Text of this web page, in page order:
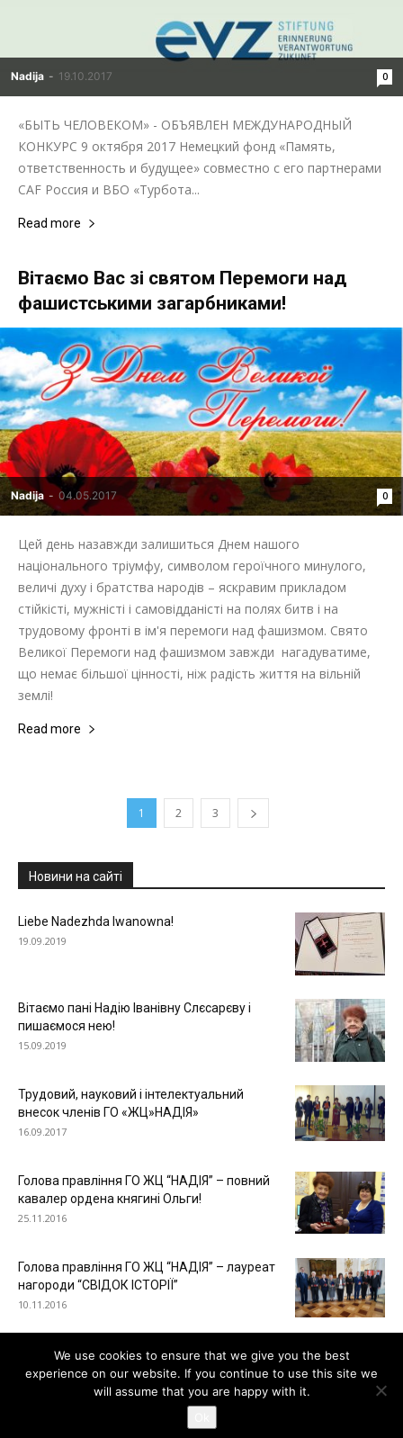
Nadija - 19.10.2017 0
«БЫТЬ ЧЕЛОВЕКОМ» - ОБЪЯВЛЕН МЕЖДУНАРОДНЫЙ
КОНКУРС 9 октября 2017 Немецкий фонд «Память,
ответственность и будущее» совместно с его партнерами
CAF Россия и ВБО «Турбота...
Read more
Вітаємо Вас зі святом Перемоги над
фашистськими загарбниками!
Nadija - 04.05.2017 0
Цей день назавжди залишиться Днем нашого
національного тріумфу, символом героїчного минулого,
величі духу і братства народів – яскравим прикладом
стійкісті, мужністі і самовідданісті на полях битв і на
трудовому фронті в ім'я перемоги над фашизмом. Свято
Великої Перемоги над фашизмом завжди нагадуватиме,
що немає більшої цінності, ніж радість життя на вільній
землі!
Read more
1 2 3
Новини на сайті
Liebe Nadezhda Iwanowna!
19.09.2019
Вітаємо пані Надію Іванівну Слєсарєву і
пишаємося нею!
15.09.2019
Трудовий, науковий і інтелектуальний
внесок членів ГО «ЖЦ»НАДІЯ»
16.09.2017
Голова правління ГО ЖЦ “НАДІЯ” – повний
кавалер ордена княгині Ольги!
25.11.2016
Голова правління ГО ЖЦ “НАДІЯ” – лауреат
нагороди “СВІДОК ІСТОРІЇ”
10.11.2016
© Громадська організація ЖІНОЧИЙ ЦЕНТР "НАДІЯ"
We use cookies to ensure that we give you the best
experience on our website. If you continue to use this site we
will assume that you are happy with it.